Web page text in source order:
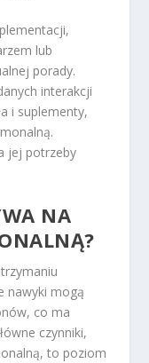
lub
porady.
interakcji
i suplementy,
jej potrzeby
NA
nawyki mogą
co ma
czynniki,
to poziom